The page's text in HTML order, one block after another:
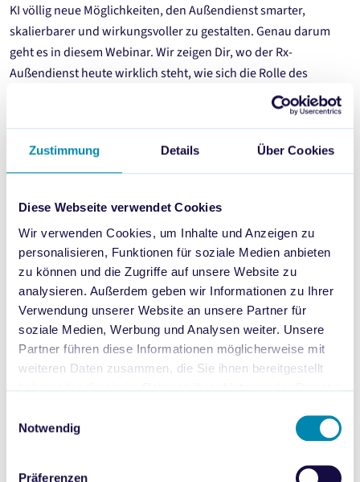
Zustimmung Details Über Cookies
Diese Webseite verwendet Cookies
Wir verwenden Cookies, um Inhalte und Anzeigen zu
personalisieren, Funktionen für soziale Medien anbieten
zu können und die Zugriffe auf unsere Website zu
analysieren. Außerdem geben wir Informationen zu Ihrer
Verwendung unserer Website an unsere Partner für
soziale Medien, Werbung und Analysen weiter. Unsere
Partner führen diese Informationen möglicherweise mit
weiteren Daten zusammen, die Sie ihnen bereitgestellt
haben oder die sie im Rahmen Ihrer Nutzung der Dienste
Notwendig
Präferenzen
KI völlig neue Möglichkeiten, den Außendienst smarter,
skalierbarer und wirkungsvoller zu gestalten. Genau darum
geht es in diesem Webinar. Wir zeigen Dir, wo der Rx-
Außendienst heute wirklich steht, wie sich die Rolle des
Außendienstmitarbeiters verändert und welche konkreten
Hebel Voice AI und Automatisierung bieten – inklusive Live-
Über unsere Speaker
Julia Hahn – Head of Agency, Dr. Kaske
Julia leitet die Agentur Dr. Kaske mit tiefem Fachwissen in den
Bereichen Influencer Marketing, Social Media und SEO. Ihr
Fokus liegt auf strategischer Kundenentwicklung im
Pharmamarkt – mit dem Anspruch, Lösungen zu entwickeln,
die nicht nur wirken, sondern auch zukunftsfähig sind.
Benjamin Heigl – Teamlead Business Development OTC,